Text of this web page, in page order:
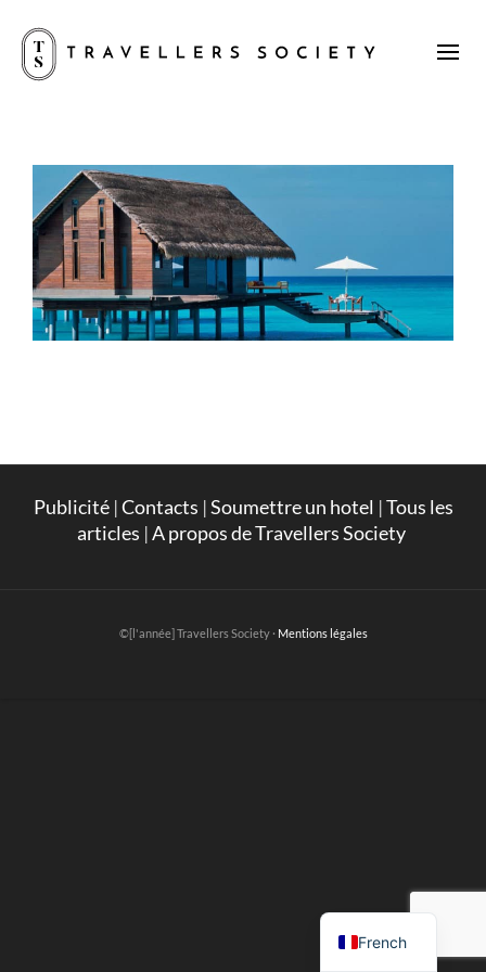
Publicité|Contacts |Soumettre un hotel |Tous les
articles |A propos de Travellers Society
©[l'année] Travellers Society · Mentions légales
French